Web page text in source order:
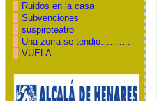
Ruidos en la casa
Subvenciones
suspiroteatro
Una zorra se tendió……….
VUELA